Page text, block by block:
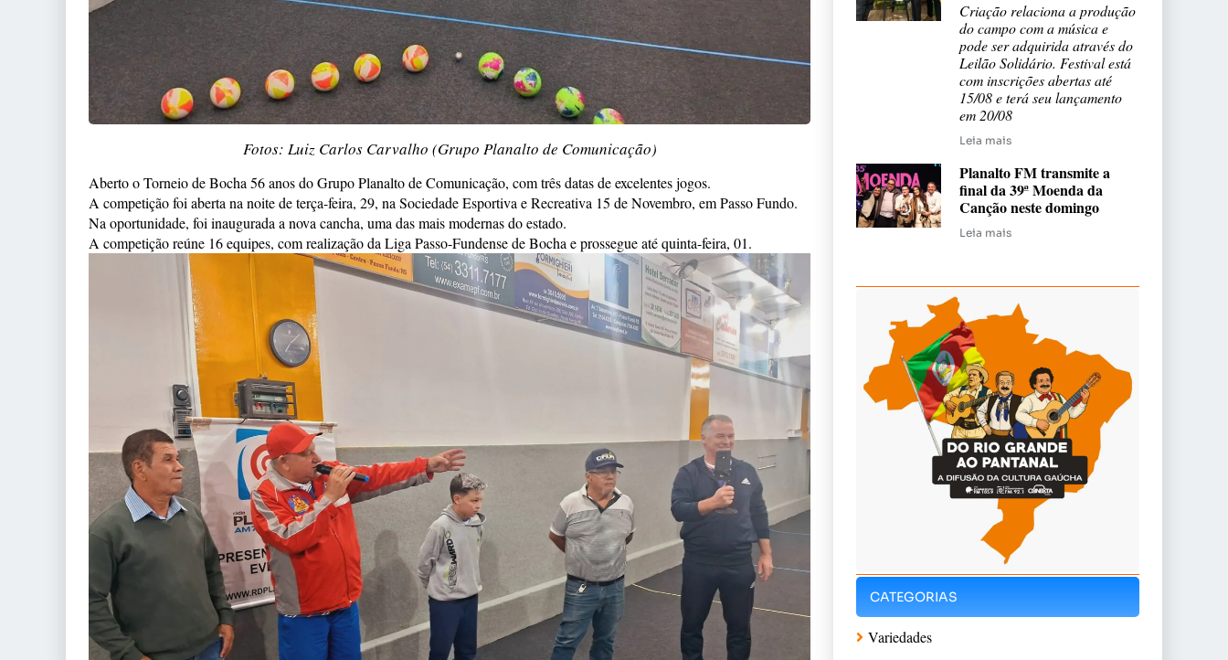
Fotos: Luiz Carlos Carvalho (Grupo Planalto de Comunicação)
Aberto o Torneio de Bocha 56 anos do Grupo Planalto de Comunicação, com três datas de excelentes jogos.
A competição foi aberta na noite de terça-feira, 29, na Sociedade Esportiva e Recreativa 15 de Novembro, em Passo Fundo.
Na oportunidade, foi inaugurada a nova cancha, uma das mais modernas do estado.
A competição reúne 16 equipes, com realização da Liga Passo-Fundense de Bocha e prossegue até quinta-feira, 01.
Criação relaciona a produção
do campo com a música e
pode ser adquirida através do
Leilão Solidário. Festival está
com inscrições abertas até
15/08 e terá seu lançamento
em 20/08
Leia mais
Planalto FM transmite a
final da 39ª Moenda da
Canção neste domingo
Leia mais
CATEGORIAS
Variedades